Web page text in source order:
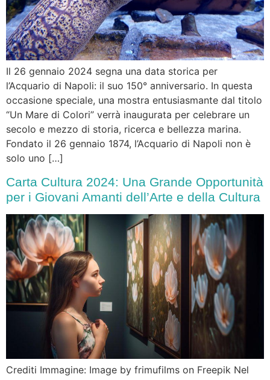
Il 26 gennaio 2024 segna una data storica per
l’Acquario di Napoli: il suo 150° anniversario. In questa
occasione speciale, una mostra entusiasmante dal titolo
“Un Mare di Colori” verrà inaugurata per celebrare un
secolo e mezzo di storia, ricerca e bellezza marina.
Fondato il 26 gennaio 1874, l’Acquario di Napoli non è
solo uno […]
Carta Cultura 2024: Una Grande Opportunità
per i Giovani Amanti dell’Arte e della Cultura
Crediti Immagine: Image by frimufilms on Freepik Nel